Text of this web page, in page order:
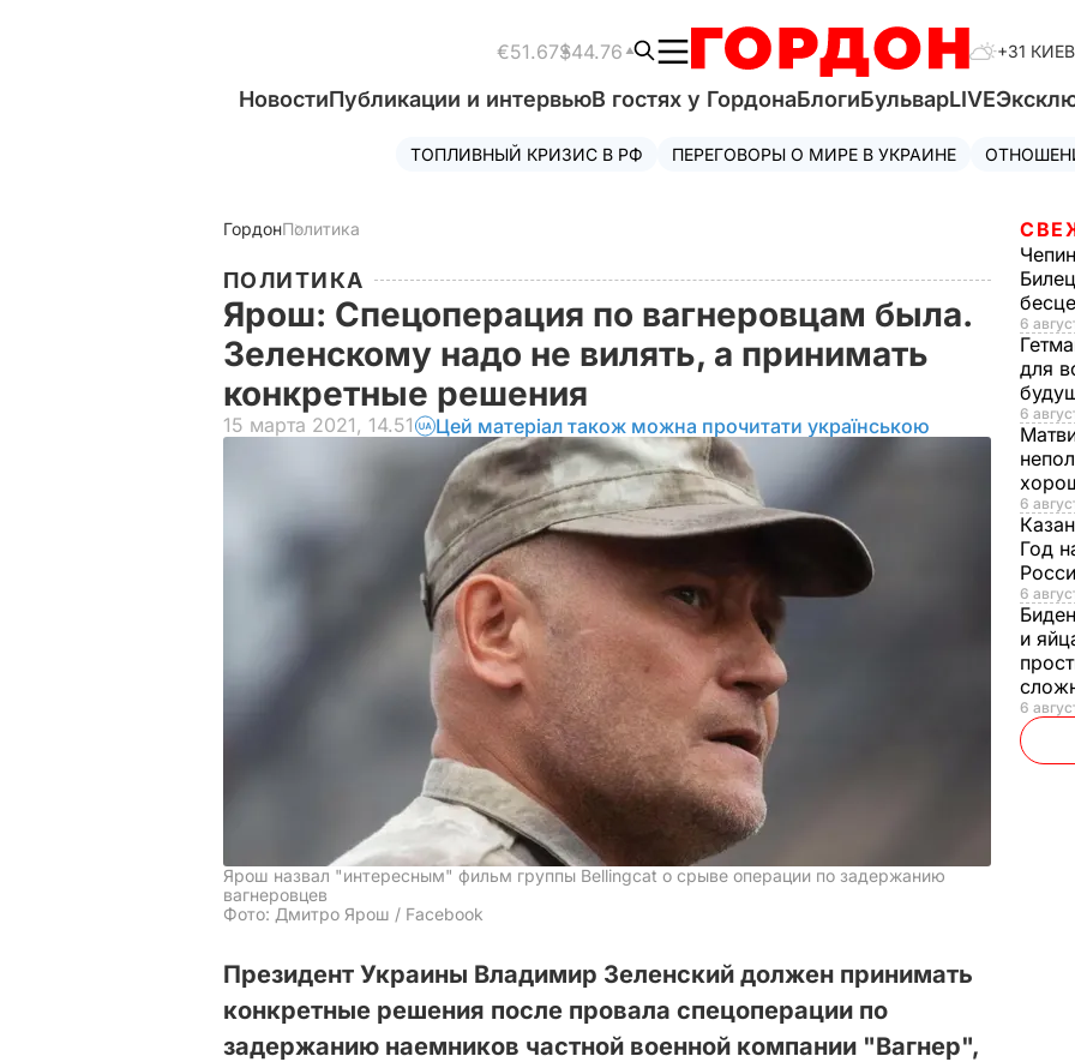
€51.67$44.76 +31 КИЕВ
НовостиПубликации и интервьюВ гостях у ГордонаБлогиБульварLIVE
ТОПЛИВНЫЙ КРИЗИС В РФ ПЕРЕГОВОРЫ О МИРЕ В УКРАИНЕ
ГордонПолитика
ПОЛИТИКА
Ярош: Спецоперация по вагнеровцам была.
Зеленскому надо не вилять, а принимать
конкретные решения
15 марта 2021, 14.51 Цей матеріал також можна прочитати українською
Ярош назвал "интересным" фильм группы Bellingcat о срыве операции по задержанию
вагнеровцев
Фото: Дмитро Ярош / Facebook
Президент Украины Владимир Зеленский должен принимать
конкретные решения после провала спецоперации по
задержанию наемников частной военной компании "Вагнер",
6
для
6
6
Год
6
и
6